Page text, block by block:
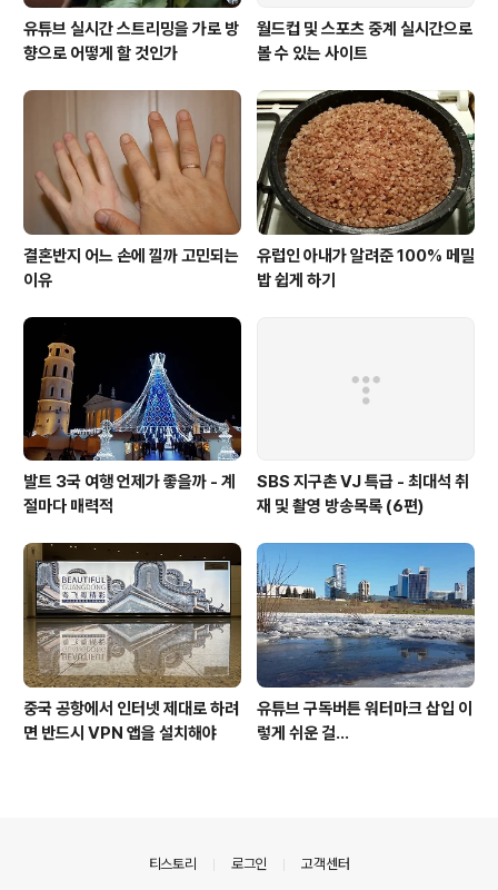
유튜브 실시간 스트리밍을 가로 방
향으로 어떻게 할 것인가
월드컵 및 스포츠 중계 실시간으로
볼 수 있는 사이트
결혼반지 어느 손에 낄까 고민되는
이유
유럽인 아내가 알려준 100% 메밀
밥 쉽게 하기
발트 3국 여행 언제가 좋을까 - 계
절마다 매력적
SBS 지구촌 VJ 특급 - 최대석 취
재 및 촬영 방송목록 (6편)
중국 공항에서 인터넷 제대로 하려
면 반드시 VPN 앱을 설치해야
유튜브 구독버튼 워터마크 삽입 이
렇게 쉬운 걸...
티스토리 로그인 고객센터